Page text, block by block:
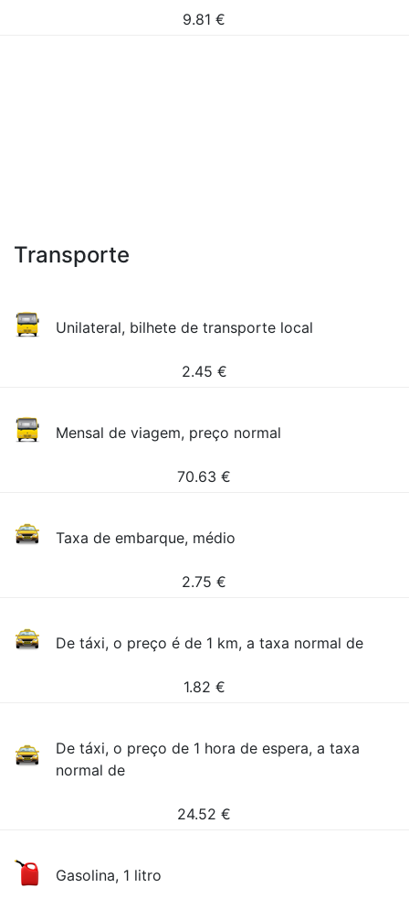
9.81 €
Transporte
Unilateral, bilhete de transporte local
2.45 €
Mensal de viagem, preço normal
70.63 €
Taxa de embarque, médio
2.75 €
De táxi, o preço é de 1 km, a taxa normal de
1.82 €
De táxi, o preço de 1 hora de espera, a taxa
normal de
24.52 €
Gasolina, 1 litro